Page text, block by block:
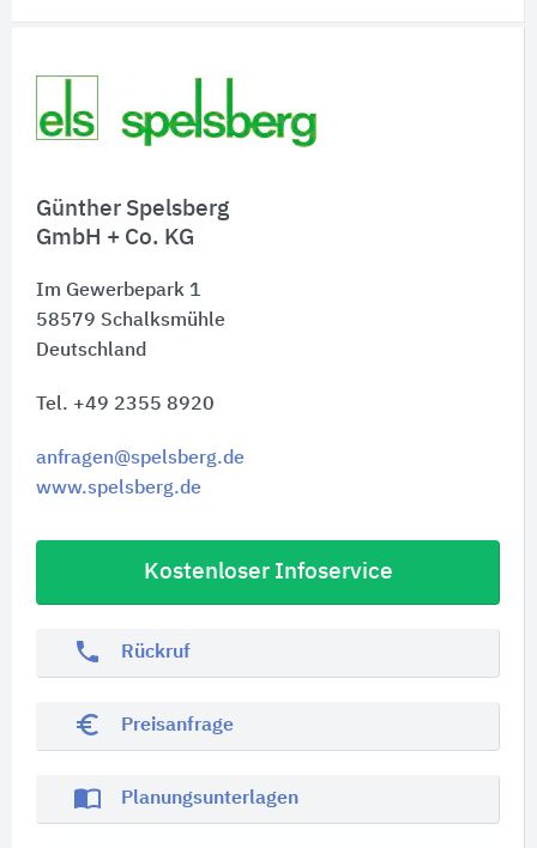
Günther Spelsberg
GmbH + Co. KG
Im Gewerbepark 1
58579 Schalksmühle
Deutschland
Tel. +49 2355 8920
anfragen@spelsberg.de
www.spelsberg.de
Kostenloser Infoservice
phone Rückruf
euro_symbol Preisanfrage
import_contacts Planungsunterlagen
Schnelleinstiege